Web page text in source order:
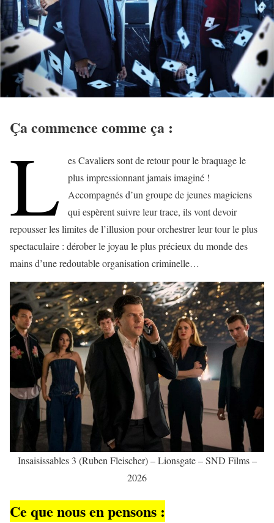
Ça commence comme ça :
L
es Cavaliers sont de retour pour le braquage le
plus impressionnant jamais imaginé !
Accompagnés d’un groupe de jeunes magiciens
qui espèrent suivre leur trace, ils vont devoir
repousser les limites de l’illusion pour orchestrer leur tour le plus
spectaculaire : dérober le joyau le plus précieux du monde des
mains d’une redoutable organisation criminelle…
Insaisissables 3 (Ruben Fleischer) – Lionsgate – SND Films –
2026
Ce que nous en pensons :